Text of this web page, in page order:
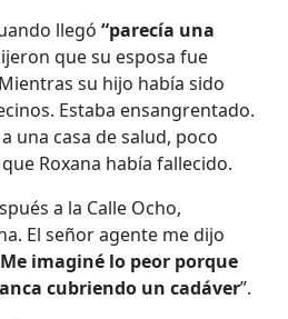
llegó“parecía una
que su esposa fue
su hijo había sido
Estaba ensangrentado.
una casa de salud, poco
Roxana había fallecido.
a la Calle Ocho,
El señor agente me dijo
Me imaginé lo peor porque
cubriendo un cadáver”.